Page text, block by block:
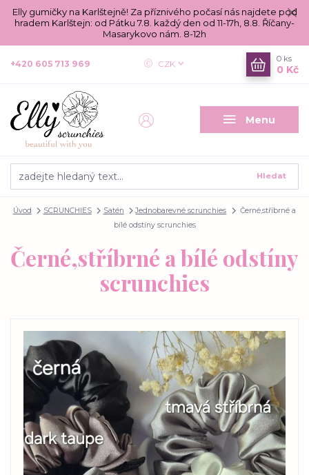
Elly gumičky na Karlštejně! Za příznivého počasí nás najdete pod
hradem Karlštejn: od Pátku 7.8. každý den od 11-17h, 8.8. Říčany-
Masarykovo nám. 8-12h
Menu
CZK
Hledat
+420 605 713 969
0 ks
0 Kč
Úvod SCRUNCHIES Satén Jednobarevné scrunchies
Černé,stříbrné a
bílé odstíny scrunchies
Černé,stříbrné a bílé odstíny
scrunchies